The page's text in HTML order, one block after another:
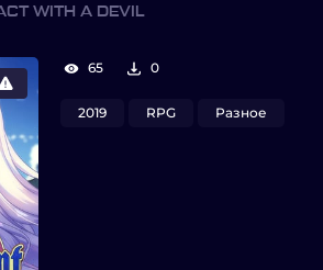
WITH A DEVIL
65 0
2019 RPG Разное